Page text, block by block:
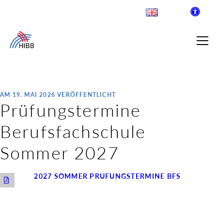
INSTITUT FÜR BERUFLICHE
SCHULEN
AM 19. MAI 2026 VERÖFFENTLICHT
Prüfungstermine
Berufsfachschule
Sommer 2027
2027 SOMMER PRÜFUNGSTERMINE BFS